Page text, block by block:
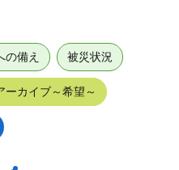
の備え 被災状況
ーカイブ～希望～